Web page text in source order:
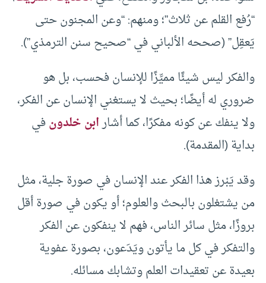
“رُفع القلم عن ثلاث”؛ ومنهم: “وعن المجنون حتى
يَعقِل” (صححه الألباني في “صحيح سنن الترمذي”).
والفكر ليس شيئًا مميِّزًا للإنسان فحسب، بل هو
ضروري له أيضًا؛ بحيث لا يستغني الإنسان عن الفكر،
ولا ينفك عن كونه مفكرًا، كما أشارابن خلدونفي
بداية (المقدمة).
وقد يَبْرز هذا الفكر عند الإنسان في صورة جلية، مثل
من يشتغلون بالبحث والعلوم؛ أو يكون في صورة أقل
بروزًا، مثل سائر الناس، فهم لا ينفكون عن الفكر
والتفكر في كل ما يأتون ويَدَعون، بصورة عفوية
بعيدة عن تعقيدات العلم وتشابك مسائله.